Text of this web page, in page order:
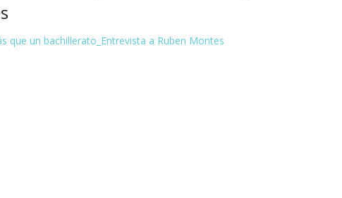
que un bachillerato_Entrevista a Ruben Montes